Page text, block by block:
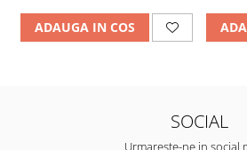
ADAUGA IN COS
SOCIAL
Urmareste-ne in social